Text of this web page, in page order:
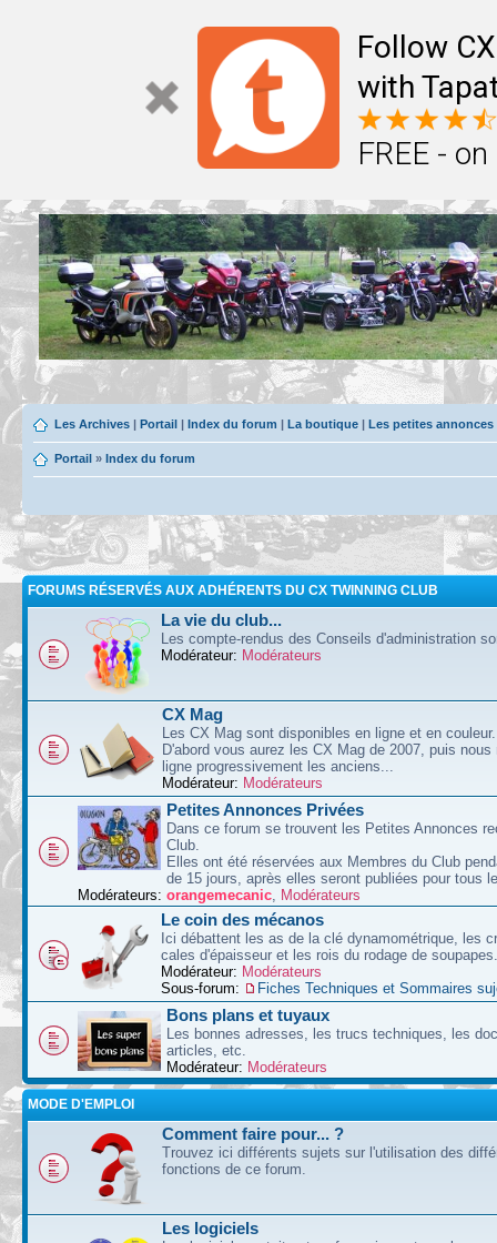
Follow
with
FREE -
Les Archives | Portail | Index du forum | La boutique | Les petites
Portail » Index du forum
FORUMS RÉSERVÉS AUX ADHÉRENTS DU CX TWINNING CLUB
La vie du club...
Les compte-rendus des Conseils d'administration
Modérateur: Modérateurs
CX Mag
Les CX Mag sont disponibles en ligne et en couleur.
D'abord vous aurez les CX Mag de 2007, puis nous
ligne progressivement les anciens...
Modérateur: Modérateurs
Petites Annonces Privées
Dans ce forum se trouvent les Petites Annonces
Club.
Elles ont été réservées aux Membres du Club
de 15 jours, après elles seront publiées pour tous
Modérateurs: orangemecanic, Modérateurs
Le coin des mécanos
Ici débattent les as de la clé dynamométrique, les
cales d'épaisseur et les rois du rodage de soupapes.
Modérateur: Modérateurs
Sous-forum:
Fiches Techniques et Sommaires
Bons plans et tuyaux
Les bonnes adresses, les trucs techniques, les
articles, etc.
Modérateur: Modérateurs
MODE D'EMPLOI
Comment faire pour... ?
Trouvez ici différents sujets sur l'utilisation des
fonctions de ce forum.
Les logiciels